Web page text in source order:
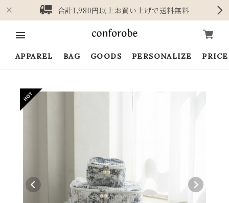
合計1,980円以上お買い上げで送料無料
APPAREL BAG GOODS PERSONALIZE